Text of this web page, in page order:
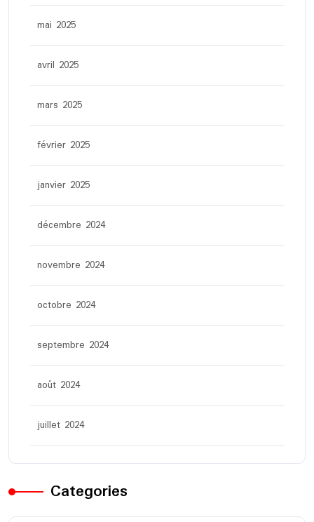
mai 2025
avril 2025
mars 2025
février 2025
janvier 2025
décembre 2024
novembre 2024
octobre 2024
septembre 2024
août 2024
juillet 2024
Categories